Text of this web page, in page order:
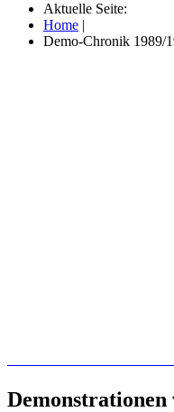
Aktuelle Seite:
Home |
Demo-Chronik 1989/
Demonstrationen